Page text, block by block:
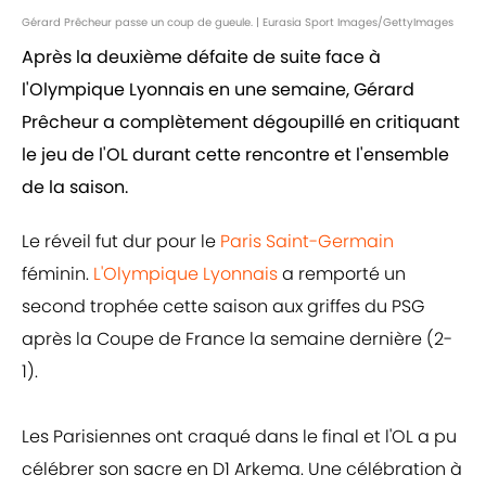
Gérard Prêcheur passe un coup de gueule. | Eurasia Sport Images/GettyImages
Après la deuxième défaite de suite face à
l'Olympique Lyonnais en une semaine, Gérard
Prêcheur a complètement dégoupillé en critiquant
le jeu de l'OL durant cette rencontre et l'ensemble
de la saison.
Le réveil fut dur pour le Paris Saint-Germain
féminin. L'Olympique Lyonnaisa remporté un
second trophée cette saison aux griffes du PSG
après la Coupe de France la semaine dernière (2-
1).
Les Parisiennes ont craqué dans le final et l'OL a pu
célébrer son sacre en D1 Arkema. Une célébration à